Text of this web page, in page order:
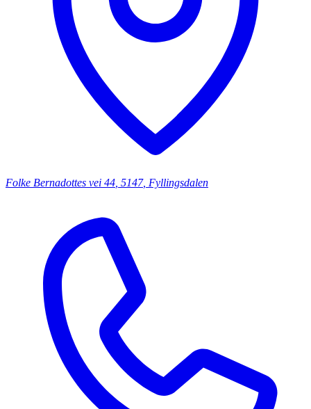
Folke Bernadottes vei 44 5147, Fyllingsdalen